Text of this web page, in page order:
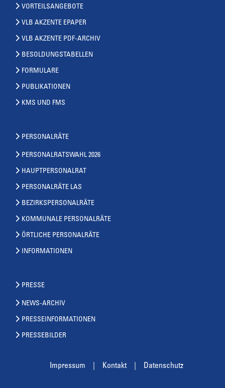
VORTEILSANGEBOTE
VLB AKZENTE EPAPER
VLB AKZENTE PDF-ARCHIV
BESOLDUNGSTABELLEN
FORMULARE
PUBLIKATIONEN
KMS UND FMS
PERSONALRÄTE
PERSONALRATSWAHL 2026
HAUPTPERSONALRAT
PERSONALRÄTE LAS
BEZIRKSPERSONALRÄTE
KOMMUNALE PERSONALRÄTE
ÖRTLICHE PERSONALRÄTE
INFORMATIONEN
PRESSE
NEWS-ARCHIV
PRESSEINFORMATIONEN
PRESSEBILDER
Impressum Kontakt Datenschutz